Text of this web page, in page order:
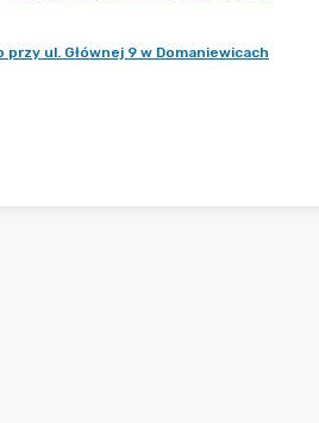
ul. Głównej 9 w Domaniewicach